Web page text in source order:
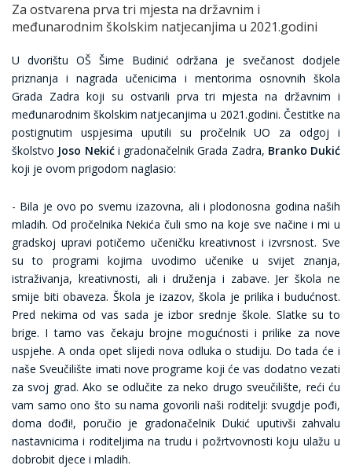
Za ostvarena prva tri mjesta na državnim i
međunarodnim školskim natjecanjima u 2021.godini
U dvorištu OŠ Šime Budinić održana je svečanost dodjele
priznanja i nagrada učenicima i mentorima osnovnih škola
Grada Zadra koji su ostvarili prva tri mjesta na državnim i
međunarodnim školskim natjecanjima u 2021.godini. Čestitke na
postignutim uspjesima uputili su pročelnik UO za odgoj i
školstvo Joso Nekići gradonačelnik Grada Zadra, Branko Dukić
koji je ovom prigodom naglasio:
- Bila je ovo po svemu izazovna, ali i plodonosna godina naših
mladih. Od pročelnika Nekića čuli smo na koje sve načine i mi u
gradskoj upravi potičemo učeničku kreativnost i izvrsnost. Sve
su to programi kojima uvodimo učenike u svijet znanja,
istraživanja, kreativnosti, ali i druženja i zabave. Jer škola ne
smije biti obaveza. Škola je izazov, škola je prilika i budućnost.
Pred nekima od vas sada je izbor srednje škole. Slatke su to
brige. I tamo vas čekaju brojne mogućnosti i prilike za nove
uspjehe. A onda opet slijedi nova odluka o studiju. Do tada će i
naše Sveučilište imati nove programe koji će vas dodatno vezati
za svoj grad. Ako se odlučite za neko drugo sveučilište, reći ću
vam samo ono što su nama govorili naši roditelji: svugdje pođi,
doma dođi!, poručio je gradonačelnik Dukić uputivši zahvalu
nastavnicima i roditeljima na trudu i požrtvovnosti koju ulažu u
dobrobit djece i mladih.